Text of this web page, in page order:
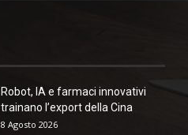
Robot, IA e farmaci innovativi
trainano l’export della Cina
8 Agosto 2026